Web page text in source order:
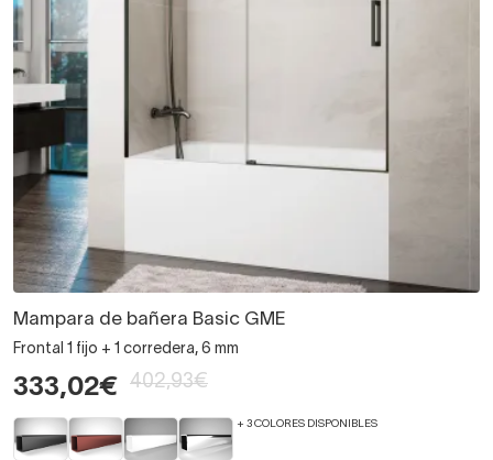
Mampara de bañera Basic GME
Frontal 1 fijo + 1 corredera, 6 mm
333,02€ 402,93€
+ 3 COLORES DISPONIBLES